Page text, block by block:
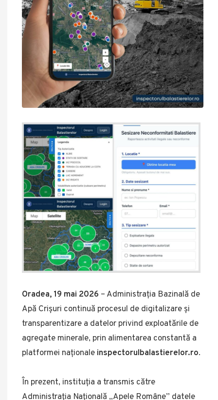
Oradea, 19 mai 2026 – Administrația Bazinală de
Apă Crișuri continuă procesul de digitalizare și
transparentizare a datelor privind exploatările de
agregate minerale, prin alimentarea constantă a
platformei naționale inspectorulbalastierelor.ro.
În prezent, instituția a transmis către
Administrația Națională „Apele Române” datele